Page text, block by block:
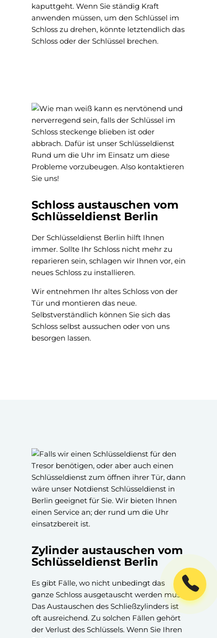
kaputtgeht. Wenn Sie ständig Kraft
anwenden müssen, um den Schlüssel im
Schloss zu drehen, könnte letztendlich das
Schloss oder der Schlüssel brechen.
Schloss austauschen vom
Schlüsseldienst Berlin
Der Schlüsseldienst Berlin hilft Ihnen
immer. Sollte Ihr Schloss nicht mehr zu
reparieren sein, schlagen wir Ihnen vor, ein
neues Schloss zu installieren.
Wir entnehmen Ihr altes Schloss von der
Tür und montieren das neue.
Selbstverständlich können Sie sich das
Schloss selbst aussuchen oder von uns
besorgen lassen.
Zylinder austauschen vom
Schlüsseldienst Berlin
Es gibt Fälle, wo nicht unbedingt das
ganze Schloss ausgetauscht werden muss.
Das Austauschen des Schließzylinders ist
oft ausreichend. Zu solchen Fällen gehört
der Verlust des Schlüssels. Wenn Sie Ihren